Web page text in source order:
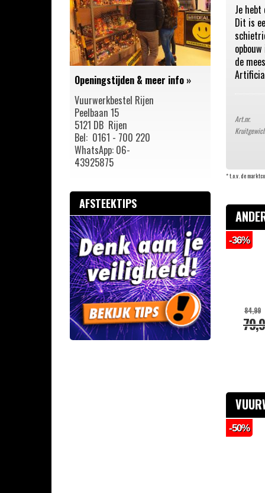
Vuurwerkmania
Geisha Megaforce
Rubro Blitz Fireworks
Rubro Hardcore Fireworx
#WATT
Futurism Fireworks
CodeS
Zena Herlat
HFF Collectie
Pyro Mannschaft
Kindervuurwerk
Sierassortimenten
Overig siervuurwerk
Veiligheidsartikelen
Combi Deals
Openingstijden & meer info »
Vuurwerkbestel Rijen
Peelbaan 15
5121 DB Rijen
Bel: 0161 - 700 220
WhatsApp: 06-
43925875
AFSTEEKTIPS
Je
Dit is
de
Art.nr.
* t.o.v. de
84,99
-36%
-50%